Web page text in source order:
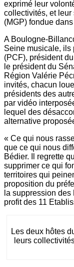
exprimé leur
collectivités, et
(MGP) fondue
A Boulogne-
Seine musicale, ils
(PCF), président
le président du
Région Valérie
invités, chacun
présidents des
par vidéo
lequel des
alternative
« Ce qui nous
que ce qui nous
Bédier. Il regrette
supprimer ce qui
territoires qui
proposition du
la suppression
profit des 11
Les deux hôtes
leurs